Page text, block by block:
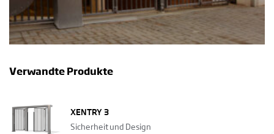
Verwandte Produkte
XENTRY 3
Sicherheit und Design